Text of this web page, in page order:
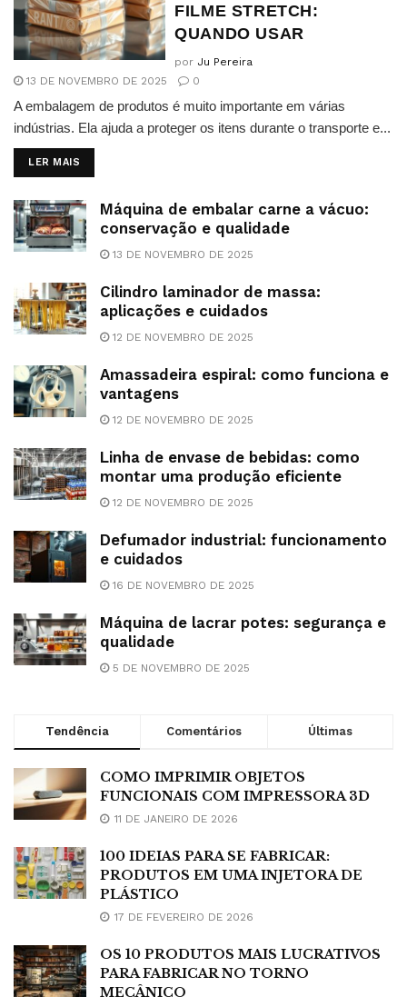
FILME STRETCH:
QUANDO USAR
por Ju Pereira
13 DE NOVEMBRO DE 2025
0
A embalagem de produtos é muito importante em várias
indústrias. Ela ajuda a proteger os itens durante o transporte e...
LER MAIS
Máquina de embalar carne a vácuo:
conservação e qualidade
13 DE NOVEMBRO DE 2025
Cilindro laminador de massa:
aplicações e cuidados
12 DE NOVEMBRO DE 2025
Amassadeira espiral: como funciona e
vantagens
12 DE NOVEMBRO DE 2025
Linha de envase de bebidas: como
montar uma produção eficiente
12 DE NOVEMBRO DE 2025
Defumador industrial: funcionamento
e cuidados
16 DE NOVEMBRO DE 2025
Máquina de lacrar potes: segurança e
qualidade
5 DE NOVEMBRO DE 2025
Tendência Comentários Últimas
COMO IMPRIMIR OBJETOS
FUNCIONAIS COM IMPRESSORA 3D
11 DE JANEIRO DE 2026
100 IDEIAS PARA SE FABRICAR:
PRODUTOS EM UMA INJETORA DE
PLÁSTICO
17 DE FEVEREIRO DE 2026
OS 10 PRODUTOS MAIS LUCRATIVOS
PARA FABRICAR NO TORNO
MECÂNICO